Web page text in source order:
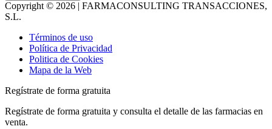
Copyright © 2026 | FARMACONSULTING TRANSACCIONES,
S.L.
Términos de uso
Política de Privacidad
Politica de Cookies
Mapa de la Web
Regístrate de forma gratuita
Regístrate de forma gratuita y consulta el detalle de las farmacias en
venta.